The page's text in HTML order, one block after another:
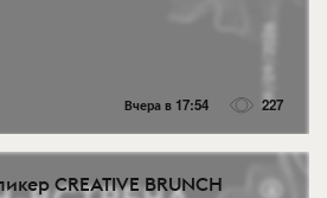
Вчера в 17:54 227
CREATIVE BRUNCH